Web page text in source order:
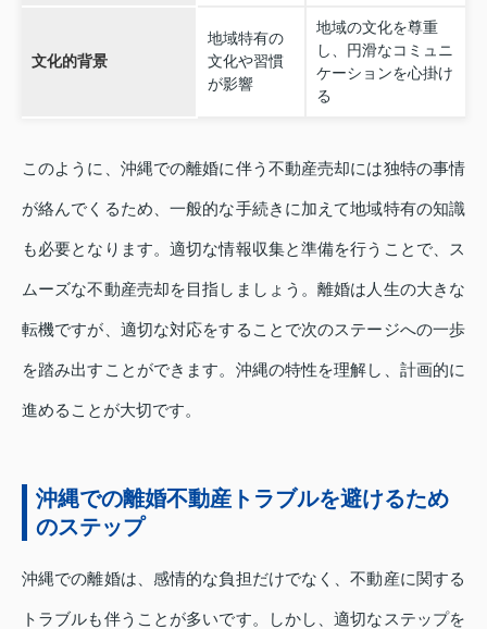
文化的背景
地域特有の
文化や習慣
が影響
地域の文化を尊重
し、円滑なコミュニ
ケーションを心掛け
る
このように、沖縄での離婚に伴う不動産売却には独特の事情
が絡んでくるため、一般的な手続きに加えて地域特有の知識
も必要となります。適切な情報収集と準備を行うことで、ス
ムーズな不動産売却を目指しましょう。離婚は人生の大きな
転機ですが、適切な対応をすることで次のステージへの一歩
を踏み出すことができます。沖縄の特性を理解し、計画的に
進めることが大切です。
沖縄での離婚不動産トラブルを避けるため
のステップ
沖縄での離婚は、感情的な負担だけでなく、不動産に関する
トラブルも伴うことが多いです。しかし、適切なステップを